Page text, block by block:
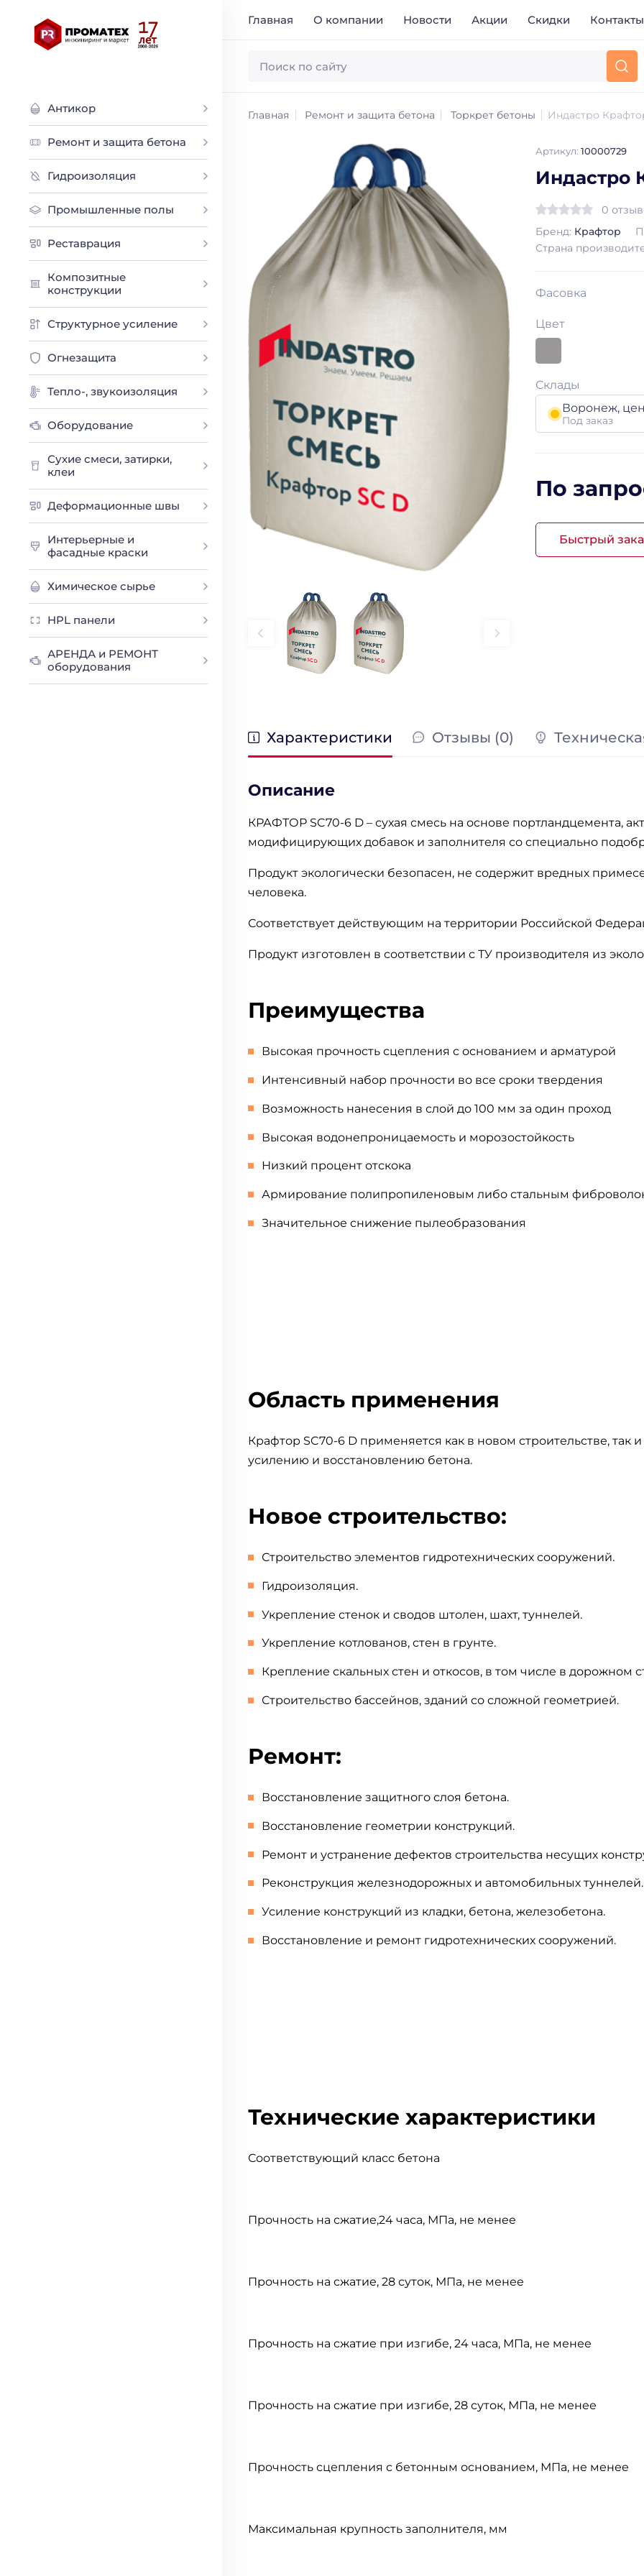
Главная О компании Новости Акции Скидки Контакты
Главная Ремонт и защита бетона Торкрет бетоны Индастро
Индастро
0
Бренд: Крафтор
Страна
Фасовка
Цвет
Склады
Воронеж,
Под заказ
Артикул:10000729
По
Быстрый
Характеристики Отзывы (0)
Описание
КРАФТОР SC70-6 D – сухая смесь на основе портландцемента,
модифицирующих добавок и заполнителя со специально
Продукт экологически безопасен, не содержит вредных
человека.
Соответствует действующим на территории Российской
Продукт изготовлен в соответствии с ТУ производителя из
Преимущества
Высокая прочность сцепления с основанием и арматурой
Интенсивный набор прочности во все сроки твердения
Возможность нанесения в слой до 100 мм за один проход
Высокая водонепроницаемость и морозостойкость
Низкий процент отскока
Армирование полипропиленовым либо стальным
Значительное снижение пылеобразования
Область применения
Крафтор SC70-6 D применяется как в новом строительстве, так
усилению и восстановлению бетона.
Новое строительство:
Строительство элементов гидротехнических сооружений.
Гидроизоляция.
Укрепление стенок и сводов штолен, шахт, туннелей.
Укрепление котлованов, стен в грунте.
Крепление скальных стен и откосов, в том числе в дорожном
Строительство бассейнов, зданий со сложной геометрией.
Ремонт:
Восстановление защитного слоя бетона.
Восстановление геометрии конструкций.
Ремонт и устранение дефектов строительства несущих
Реконструкция железнодорожных и автомобильных туннелей.
Усиление конструкций из кладки, бетона, железобетона.
Восстановление и ремонт гидротехнических сооружений.
Технические характеристики
Соответствующий класс бетона
Прочность на сжатие,24 часа, МПа, не менее
Прочность на сжатие, 28 суток, МПа, не менее
Прочность на сжатие при изгибе, 24 часа, МПа, не менее
Прочность на сжатие при изгибе, 28 суток, МПа, не менее
Прочность сцепления с бетонным основанием, МПа, не менее
Максимальная крупность заполнителя, мм
Антикор
Ремонт и защита бетона
Гидроизоляция
Промышленные полы
Реставрация
Композитные
конструкции
Структурное усиление
Огнезащита
Тепло-, звукоизоляция
Оборудование
Сухие смеси, затирки,
клеи
Деформационные швы
Интерьерные и
фасадные краски
Химическое сырье
HPL панели
АРЕНДА и РЕМОНТ
оборудования